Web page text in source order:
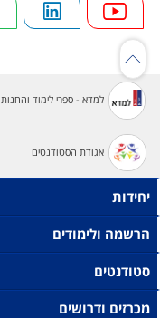
למדא - ספרי לימוד והחנות
אגודת הסטודנטים
יחידות
הרשמה ולימודים
סטודנטים
מכרזים ודרושים